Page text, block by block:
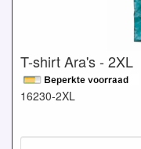
T-shirt Ara's - 2XL
16230-2XL